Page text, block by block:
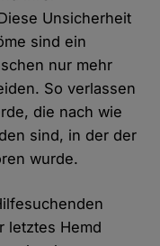
Unsicherheit
sind ein
nur mehr
So verlassen
die nach wie
sind, in der der
wurde.
letztes Hemd